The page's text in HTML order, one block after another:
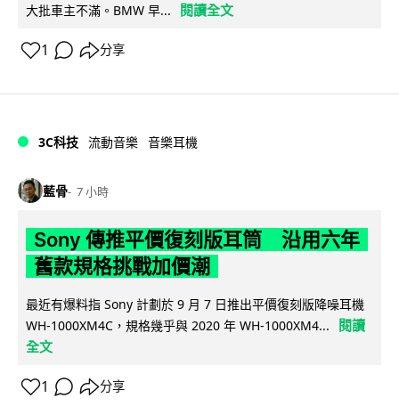
大批車主不滿。BMW 早... 閱讀全文
1 分享
3C科技 流動音樂 音樂耳機
藍骨 7 小時
Sony 傳推平價復刻版耳筒 沿用六年
舊款規格挑戰加價潮
最近有爆料指 Sony 計劃於 9 月 7 日推出平價復刻版降噪耳機
WH-1000XM4C，規格幾乎與 2020 年 WH-1000XM4...
閱讀
全文
1 分享